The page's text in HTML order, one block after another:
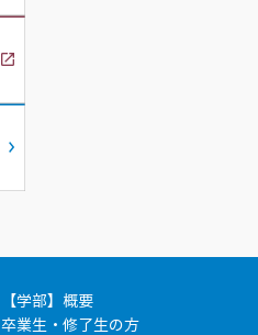
【学部】概要
卒業生・修了生の方